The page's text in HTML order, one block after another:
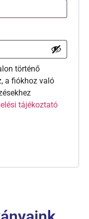
történő
a fiókhoz való
tájékoztató